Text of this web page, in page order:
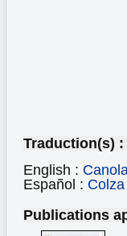
Traduction(s) :
English :
Español : Colza
Publications